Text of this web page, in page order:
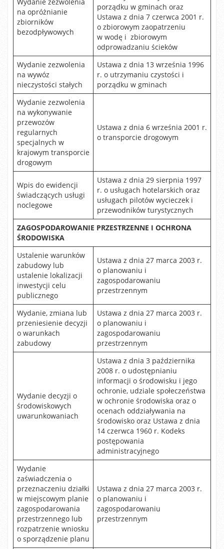
na opróżnianie
zbiorników
bezodpływowych
porządku w gminach oraz
Ustawa z dnia 7 czerwca 2001 r.
o zbiorowym zaopatrzeniu
w wodę i zbiorowym
odprowadzaniu ścieków
Wydanie zezwolenia
na wywóz
nieczystości stałych
Ustawa z dnia 13 września 1996
r. o utrzymaniu czystości i
porządku w gminach
Wydanie zezwolenia
na wykonywanie
przewozów
regularnych
specjalnych w
krajowym transporcie
drogowym
Ustawa z dnia 6 września 2001 r.
o transporcie drogowym
Wpis do ewidencji
świadczących usługi
noclegowe
Ustawa z dnia 29 sierpnia 1997
r. o usługach hotelarskich oraz
usługach pilotów wycieczek i
przewodników turystycznych
ZAGOSPODAROWANIE PRZESTRZENNE I OCHRONA
ŚRODOWISKA
Ustalenie warunków
zabudowy lub
ustalenie lokalizacji
inwestycji celu
publicznego
Ustawa z dnia 27 marca 2003 r.
o planowaniu i
zagospodarowaniu
przestrzennym
Wydanie, zmiana lub
przeniesienie decyzji
o warunkach
zabudowy
Ustawa z dnia 27 marca 2003 r.
o planowaniu i
zagospodarowaniu
przestrzennym
Wydanie decyzji o
środowiskowych
uwarunkowaniach
Ustawa z dnia 3 października
2008 r. o udostępnianiu
informacji o środowisku i jego
ochronie, udziale społeczeństwa
w ochronie środowiska oraz o
ocenach oddziaływania na
środowisko oraz Ustawa z dnia
14 czerwca 1960 r. Kodeks
postępowania
administracyjnego
Wydanie
zaświadczenia o
przeznaczeniu działki
w miejscowym planie
zagospodarowania
przestrzennego lub
rozpatrzenie wniosku
o sporządzenie planu
Ustawa z dnia 27 marca 2003 r.
o planowaniu i
zagospodarowaniu
przestrzennym